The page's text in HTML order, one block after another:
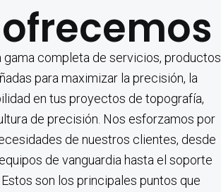
gama completa de servicios, productos
para maximizar la precisión, la
en tus proyectos de topografía,
de precisión. Nos esforzamos por
de nuestros clientes, desde
de vanguardia hasta el soporte
son los principales puntos que